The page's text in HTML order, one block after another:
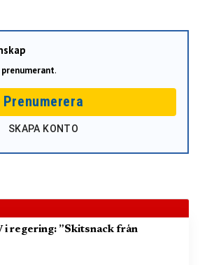
prenumerant.
Prenumerera
SKAPA KONTO
i regering: ”Skitsnack från